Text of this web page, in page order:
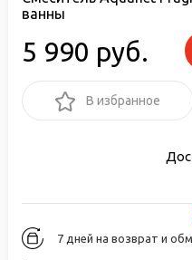
ванны
5 990 руб.
В избранное
7 дней на возврат и